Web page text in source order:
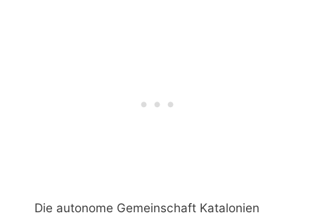
Die autonome Gemeinschaft Katalonien